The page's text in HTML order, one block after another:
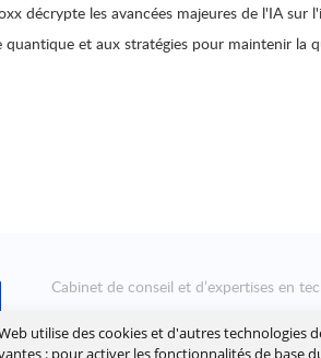
utilise des cookies et d'autres
: pour activer les fonctionnalités de base
décrypte les avancées majeures de l'IA sur
et aux stratégies pour maintenir la
Cabinet de conseil et d’expertises en
leur stratégie et à déployer leur